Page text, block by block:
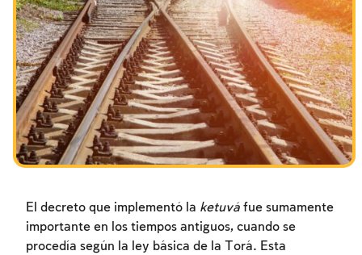
Los ayunos por la destrucción del Templo
Janucá
Purim
El decreto que implementó la ketuvá fue sumamente
importante en los tiempos antiguos, cuando se
procedía según la ley básica de la Torá. Esta